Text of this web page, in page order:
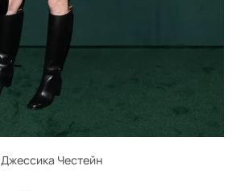
Джессика Честейн